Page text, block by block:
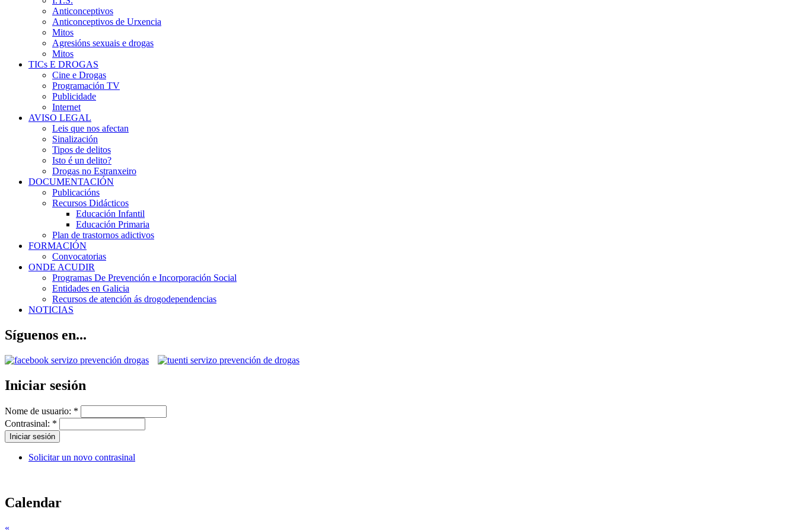
Anticonceptivos
Anticonceptivos de Urxencia
Mitos
Agresións sexuais e drogas
Mitos
TICs E DROGAS
Cine e Drogas
Programación TV
Publicidade
Internet
AVISO LEGAL
Leis que nos afectan
Sinalización
Tipos de delitos
Isto é un delito?
Drogas no Estranxeiro
DOCUMENTACIÓN
Publicacións
Recursos Didácticos
Educación Infantil
Educación Primaria
Plan de trastornos adictivos
FORMACIÓN
Convocatorias
ONDE ACUDIR
Programas De Prevención e Incorporación Social
Entidades en Galicia
Recursos de atención ás drogodependencias
NOTICIAS
Síguenos en...
Iniciar sesión
Nome de usuario: *
Contrasinal: *
Solicitar un novo contrasinal
Calendar
«